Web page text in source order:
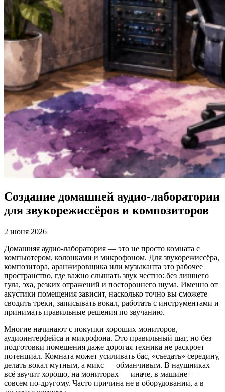
Создание домашней аудио-лаборатории
для звукорежиссёров и композиторов
2 июня 2026
Домашняя аудио-лаборатория — это не просто комната с
компьютером, колонками и микрофоном. Для звукорежиссёра,
композитора, аранжировщика или музыканта это рабочее
пространство, где важно слышать звук честно: без лишнего
гула, эха, резких отражений и постороннего шума. Именно от
акустики помещения зависит, насколько точно вы сможете
сводить треки, записывать вокал, работать с инструментами и
принимать правильные решения по звучанию.
Многие начинают с покупки хороших мониторов,
аудиоинтерфейса и микрофона. Это правильный шаг, но без
подготовки помещения даже дорогая техника не раскроет
потенциал. Комната может усиливать бас, «съедать» середину,
делать вокал мутным, а микс — обманчивым. В наушниках
всё звучит хорошо, на мониторах — иначе, в машине —
совсем по-другому. Часто причина не в оборудовании, а в